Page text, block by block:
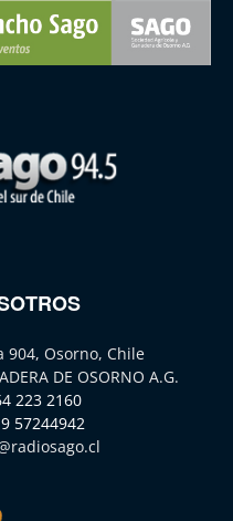
904, Osorno, Chile
DE OSORNO A.G.
223 2160
57244942